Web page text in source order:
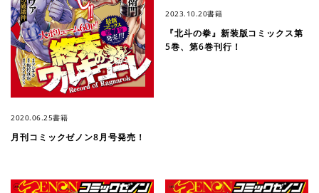
2020.06.25書籍
月刊コミックゼノン8月号発売！
2023.10.20書籍
『北斗の拳』新装版コミックス第
5巻、第6巻刊行！